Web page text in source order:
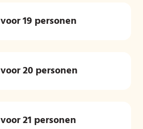
19 personen
20 personen
21 personen